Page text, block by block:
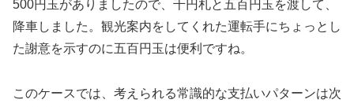
500円玉がありましたので、千円札と五百円玉を渡して、
降車しました。観光案内をしてくれた運転手にちょっとし
た謝意を示すのに五百円玉は便利ですね。
このケースでは、考えられる常識的な支払いパターンは次